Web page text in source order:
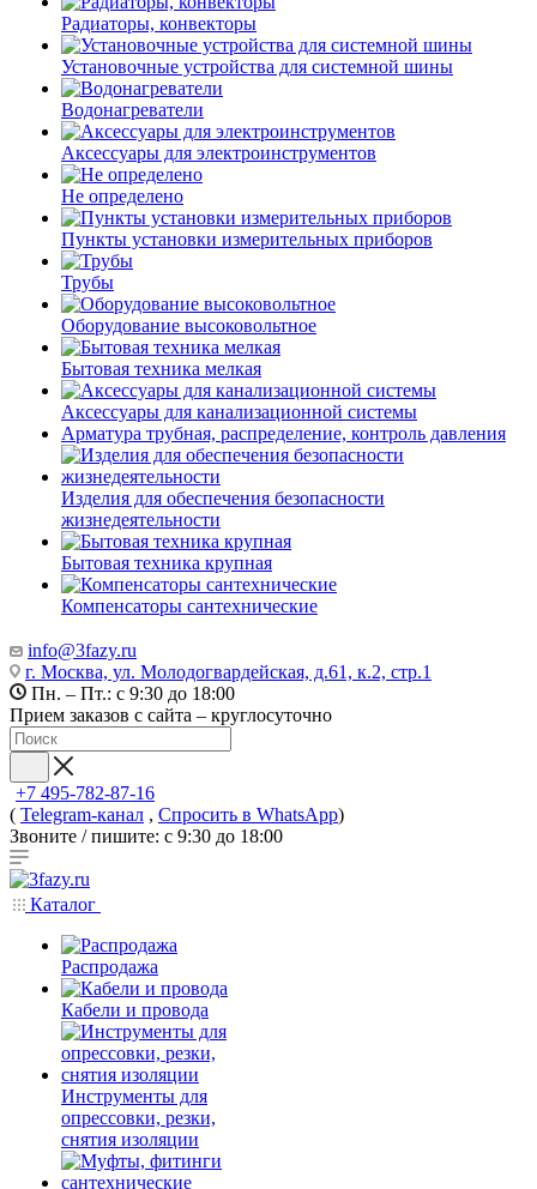
Радиаторы, конвекторы
Установочные устройства для системной шины
Водонагреватели
Аксессуары для электроинструментов
Не определено
Пункты установки измерительных приборов
Трубы
Оборудование высоковольтное
Бытовая техника мелкая
Аксессуары для канализационной системы
Арматура трубная, распределение, контроль давления
Изделия для обеспечения безопасности
жизнедеятельности
Бытовая техника крупная
Компенсаторы сантехнические
info@3fazy.ru
г. Москва, ул. Молодогвардейская, д.61, к.2, стр.1
Пн. – Пт.: с 9:30 до 18:00
Прием заказов с сайта – круглосуточно
+7 495-782-87-16
( Telegram-канал , Спросить в WhatsApp)
Звоните / пишите: с 9:30 до 18:00
Каталог
Распродажа
Кабели и провода
Инструменты для
опрессовки, резки,
снятия изоляции